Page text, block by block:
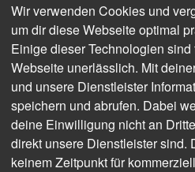
Wir verwenden Cookies und
um dir diese Webseite optimal
Einige dieser Technologien
Webseite unerlässlich. Mit
und unsere Dienstleister
speichern und abrufen. Dabei
deine Einwilligung nicht an
direkt unsere Dienstleister sind.
keinem Zeitpunkt für